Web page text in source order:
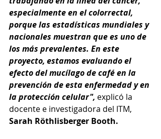
especialmente en el colorrectal,
porque las estadísticas mundiales y
nacionales muestran que es uno de
los más prevalentes. En este
proyecto, estamos evaluando el
efecto del mucílago de café en la
prevención de esta enfermedad y en
la protección celular", explicó la
docente e investigadora del ITM,
Sarah Röthlisberger Booth.